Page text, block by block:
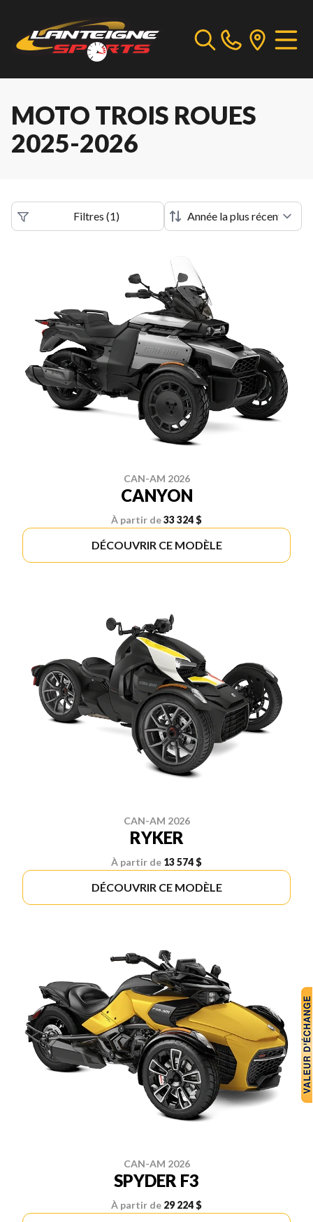
MOTO TROIS ROUES
2025-2026
Filtres (1)
CAN-AM 2026
CANYON
À partir de33 324 $
DÉCOUVRIR CE MODÈLE
CAN-AM 2026
RYKER
À partir de 13 574 $
DÉCOUVRIR CE MODÈLE
CAN-AM 2026
SPYDER F3
À partir de 29 224 $